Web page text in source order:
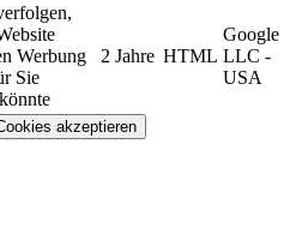
Werbung
Sie
2 Jahre HTML
Google
LLC -
USA
akzeptieren